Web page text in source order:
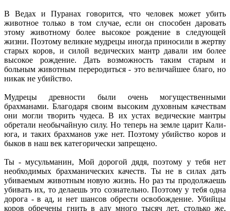
В Ведах и Пуранах говорится, что человек может убить
животное только в том случае, если он способен даровать
этому животному более высокое рождение в следующей
жизни. Поэтому великие мудрецы иногда приносили в жертву
старых коров, и силой ведических мантр давали им более
высокое рождение. Дать возможность таким старым и
больным животным переродиться - это величайшее благо, но
никак не убийство.
Мудрецы древности были очень могущественными
брахманами. Благодаря своим высоким духовным качествам
они могли творить чудеса. В их устах ведические мантры
обретали необычайную силу. Но теперь на земле царит Кали-
юга, и таких брахманов уже нет. Поэтому убийство коров и
быков в наш век категорически запрещено.
Ты - мусульманин, Мой дорогой дядя, поэтому у тебя нет
необходимых брахманических качеств. Ты не в силах дать
убиваемым животным новую жизнь. Но раз ты продолжаешь
убивать их, то делаешь это сознательно. Поэтому у тебя одна
дорога - в ад, и нет шансов обрести освобождение. Убийцы
коров обречены гнить в аду много тысяч лет, столько же,